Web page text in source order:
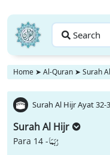
Search
Home ➤ Al-Quran ➤ Surah
Surah Al Hijr Ayat 32-
Surah Al Hijr
Para 14 -رُبَمَا